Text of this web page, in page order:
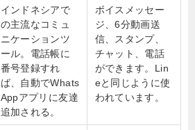
インドネシアで
の主流なコミュ
ニケーションツ
ール。電話帳に
番号登録すれ
ば、自動でWhats
Appアプリに友達
追加される。
ボイスメッセー
ジ、6分動画送
信、スタンプ、
チャット、電話
ができます。Lin
eと同じように使
われています。